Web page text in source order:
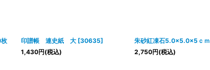
印譜帳 連史紙 大 [30635]
1,430円(税込)
朱砂紅凍石5.0×5.0×5ｃｍ
2,750円(税込)